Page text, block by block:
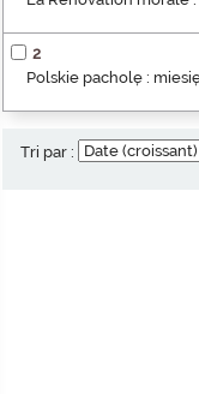
2
Polskie pacholę :
Tri par :